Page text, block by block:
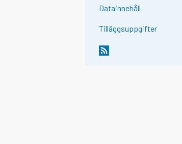
Datainnehåll
Tilläggsuppgifter